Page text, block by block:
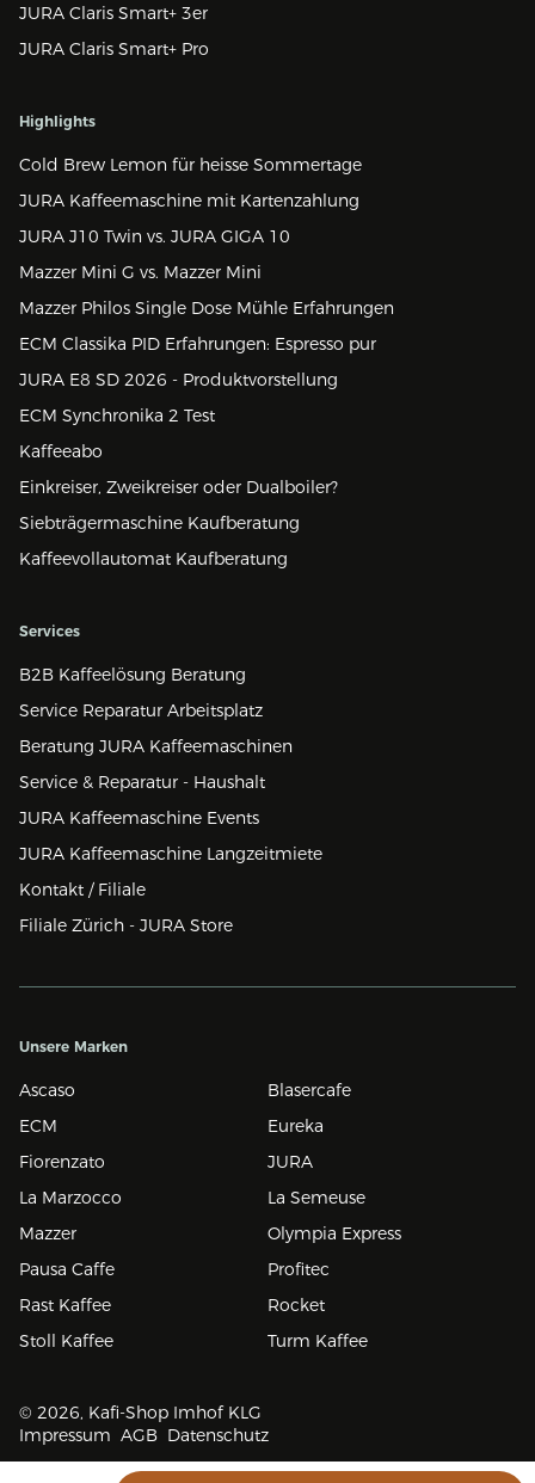
JURA Claris Smart+ 3er
JURA Claris Smart+ Pro
Highlights
Cold Brew Lemon für heisse Sommertage
JURA Kaffeemaschine mit Kartenzahlung
JURA J10 Twin vs. JURA GIGA 10
Mazzer Mini G vs. Mazzer Mini
Mazzer Philos Single Dose Mühle Erfahrungen
ECM Classika PID Erfahrungen: Espresso pur
JURA E8 SD 2026 - Produktvorstellung
ECM Synchronika 2 Test
Kaffeeabo
Einkreiser, Zweikreiser oder Dualboiler?
Siebträgermaschine Kaufberatung
Kaffeevollautomat Kaufberatung
Services
B2B Kaffeelösung Beratung
Service Reparatur Arbeitsplatz
Beratung JURA Kaffeemaschinen
Service & Reparatur - Haushalt
JURA Kaffeemaschine Events
JURA Kaffeemaschine Langzeitmiete
Kontakt / Filiale
Filiale Zürich - JURA Store
Unsere Marken
Ascaso
Blasercafe
ECM
Eureka
Fiorenzato
JURA
La Marzocco
La Semeuse
Mazzer
Olympia Express
Pausa Caffe
Profitec
Rast Kaffee
Rocket
Stoll Kaffee
Turm Kaffee
© 2026, Kafi-Shop Imhof KLG
Impressum AGB Datenschutz